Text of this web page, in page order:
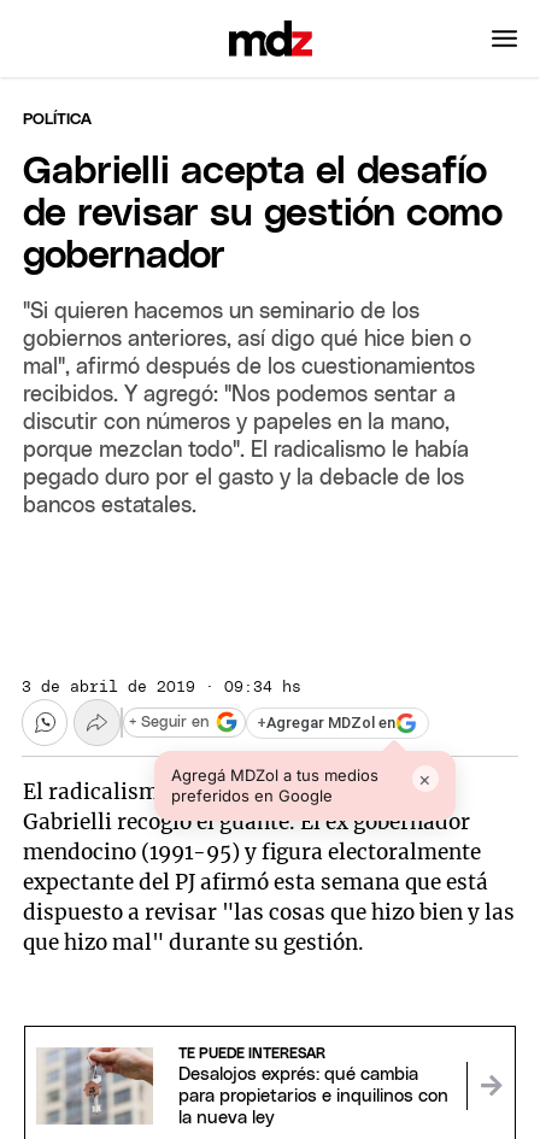
POLÍTICA
Gabrielli acepta el desafío
de revisar su gestión como
gobernador
"Si quieren hacemos un seminario de los
gobiernos anteriores, así digo qué hice bien o
mal", afirmó después de los cuestionamientos
recibidos. Y agregó: "Nos podemos sentar a
discutir con números y papeles en la mano,
porque mezclan todo". El radicalismo le había
pegado duro por el gasto y la debacle de los
bancos estatales.
3 de abril de 2019 · 09:34 hs
+Agregar MDZol en
Agregá MDZol a tus medios
preferidos en Google
×
+ Seguir en
El radicalismo lo atacó fuerte y Rodolfo
Gabrielli recogió el guante. El ex gobernador
mendocino (1991-95) y figura electoralmente
expectante del PJ afirmó esta semana que está
dispuesto a revisar "las cosas que hizo bien y las
que hizo mal" durante su gestión.
TE PUEDE INTERESAR
Desalojos exprés: qué cambia
para propietarios e inquilinos con
la nueva ley